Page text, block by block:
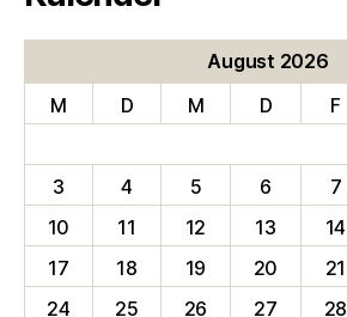
August 2026
M
D M D F
3
4 5 6 7
10
11 12 13 14
17
18 19 20 21
24
25 26 27 28